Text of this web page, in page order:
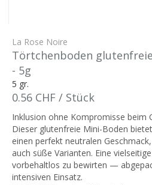
La Rose Noire
Törtchenboden
- 5g
5 gr.
0.56 CHF / Stück
Inklusion ohne Kompromisse beim
Dieser glutenfreie Mini-Boden
einen perfekt neutralen
auch süße Varianten. Eine
vorbehaltlos zu bewirten —
intensiven Einsatz.